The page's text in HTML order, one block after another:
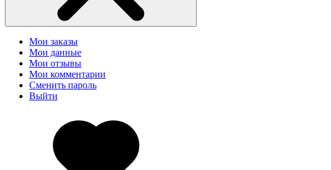
Мои заказы
Мои данные
Мои отзывы
Мои комментарии
Сменить пароль
Выйти